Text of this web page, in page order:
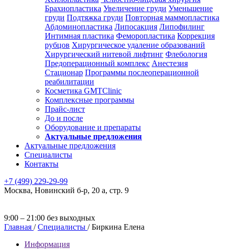
Брахиопластика Увеличение груди Уменьшение
груди Подтяжка груди Повторная маммопластика
Абдоминопластика Липосакция Липофилинг
Интимная пластика Феморопластика Коррекция
рубцов Хирургическое удаление образований
Хирургический нитевой лифтинг Флебология
Предоперационный комплекс Анестезия
Стационар Программы послеоперационной
реабилитации
Косметика GMTClinic
Комплексные программы
Прайс-лист
До и после
Оборудование и препараты
Актуальные предложения
Актуальные предложения
Специалисты
Контакты
+7 (499) 229-29-99
Москва, Новинский б-р, 20 а, стр. 9
9:00 – 21:00 без выходных
Главная /Специалисты /Биркина Елена
Информация